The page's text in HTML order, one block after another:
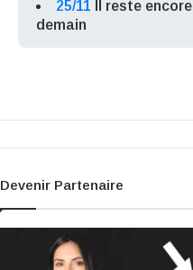
25/11
Il reste encore
demain
Devenir Partenaire